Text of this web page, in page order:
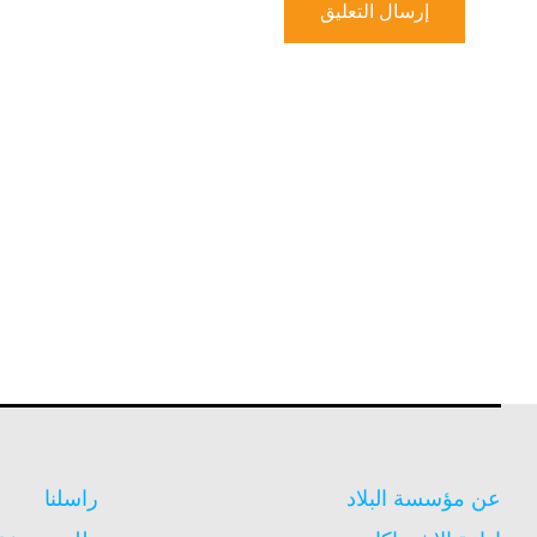
عن مؤسسة البلاد
راسلنا